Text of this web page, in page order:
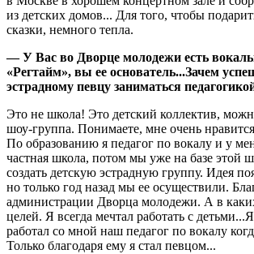
из детских домов... Для того, чтобы
сказки, немного тепла.
— У Вас во Дворце молодежи есть
«Регтайм», вы ее основатель...Зачем
эстрадному певцу заниматься
Это не школа! Это детский коллектив,
шоу-группа. Понимаете, мне очень
По образованию я педагог по вокалу и у
частная школа, потом мы уже на базе этой
создать детскую эстрадную группу. Идея
но только год назад мы ее осуществили.
администрации Дворца молодежи. А в
целей. Я всегда мечтал работать с
работал со мной наш педагог по вокалу
Только благодаря ему я стал певцом...